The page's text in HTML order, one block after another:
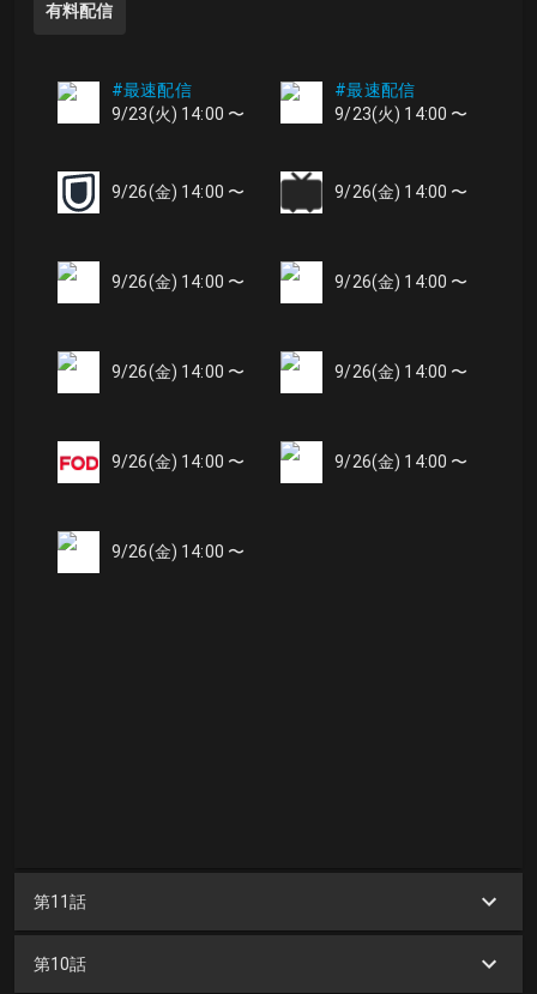
有料配信
#最速配信
9/23(火) 14:00 〜
#最速配信
9/23(火) 14:00 〜
9/26(金) 14:00 〜 9/26(金) 14:00 〜
9/26(金) 14:00 〜 9/26(金) 14:00 〜
9/26(金) 14:00 〜 9/26(金) 14:00 〜
9/26(金) 14:00 〜 9/26(金) 14:00 〜
9/26(金) 14:00 〜
第11話
第10話